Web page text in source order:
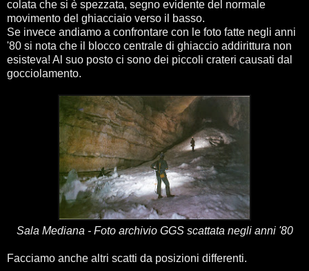
colata che si è spezzata, segno evidente del normale
movimento del ghiacciaio verso il basso.
Se invece andiamo a confrontare con le foto fatte negli anni
'80 si nota che il blocco centrale di ghiaccio addirittura non
esisteva! Al suo posto ci sono dei piccoli crateri causati dal
gocciolamento.
Sala Mediana - Foto archivio GGS scattata negli anni '80
Facciamo anche altri scatti da posizioni differenti.